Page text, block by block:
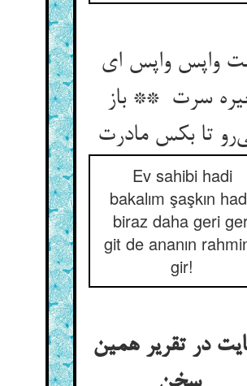
واپس واپس ای
سرت ** باز
Ev sahibi hadi
bakalım şaşkın
biraz daha geri
git de ananın
gir!
در تقریر همین